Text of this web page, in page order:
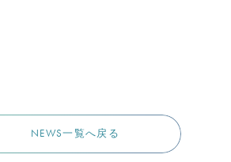
NEWS一覧へ戻る